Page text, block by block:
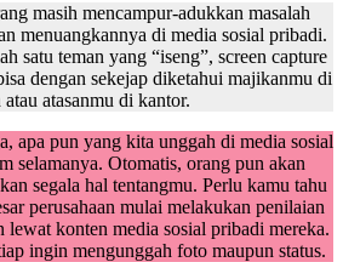
masih mencampur-adukkan masalah
menuangkannya di media sosial pribadi.
satu teman yang “iseng”, screen capture
dengan sekejap diketahui majikanmu di
atau atasanmu di kantor.
apa pun yang kita unggah di media sosial
selamanya. Otomatis, orang pun akan
segala hal tentangmu. Perlu kamu tahu
perusahaan mulai melakukan penilaian
lewat konten media sosial pribadi mereka.
ingin mengunggah foto maupun status.